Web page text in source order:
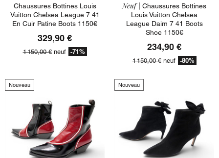
Chaussures Bottines Louis
Vuitton Chelsea League 7 41
En Cuir Patine Boots 1150€
329,90 €
1 150,00 €neuf -71%
Neuf | Chaussures Bottines
Louis Vuitton Chelsea
League Daim 7 41 Boots
Shoe 1150€
234,90 €
1 150,00 €neuf -80%
Nouveau Nouveau